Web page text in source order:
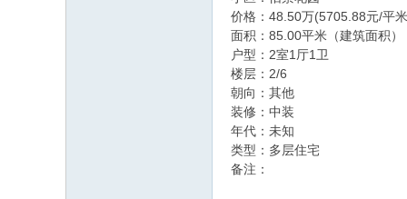
价格：48.50万(5705.88元/平
面积：85.00平米（建筑面积）
户型：2室1厅1卫
楼层：2/6
朝向：其他
装修：中装
年代：未知
类型：多层住宅
备注：